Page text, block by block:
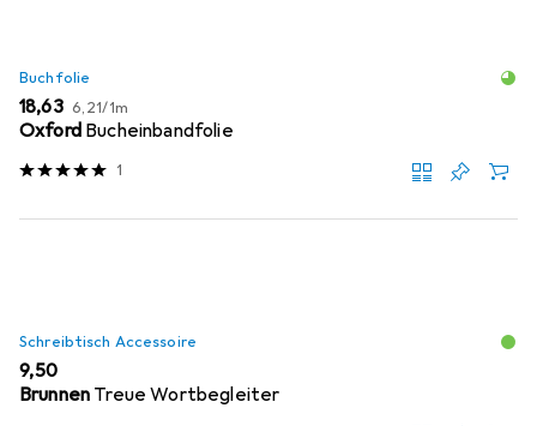
Buchfolie
EUR
18,63 EUR
6,21/1m
Oxford Bucheinbandfolie
1
Schreibtisch Accessoire
EUR
9,50
Brunnen Treue Wortbegleiter